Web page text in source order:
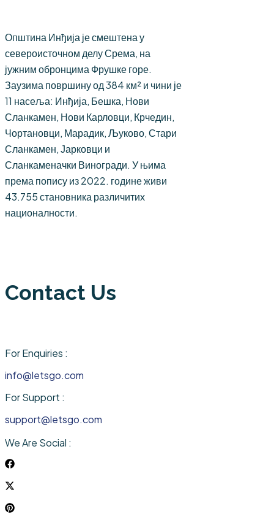
Општина Инђија је смештена у
североисточном делу Срема, на
јужним обронцима Фрушке горе.
Заузима површину од 384 км² и чини је
11 насеља: Инђија, Бешка, Нови
Сланкамен, Нови Карловци, Крчедин,
Чортановци, Марадик, Љуково, Стари
Сланкамен, Јарковци и
Сланкаменачки Виногради. У њима
према попису из 2022. године живи
43.755 становника различитих
националности.
Contact Us
For Enquiries :
info@letsgo.com
For Support :
support@letsgo.com
We Are Social :